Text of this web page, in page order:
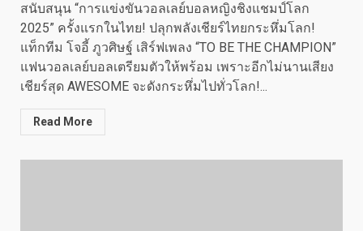
สนับสนุน “การแข่งขันวอลเลย์บอลหญิงชิงแชมป์โลก
2025” ครั้งแรกในไทย! ปลุกพลังเชียร์ไทยกระหึ่มโลก!
แท็กทีม โจอี้ ภูวศิษฐ์ เสิร์ฟเพลง “TO BE THE CHAMPION”
แฟนวอลเลย์บอลเตรียมตัวให้พร้อม เพราะอีกไม่นานเสียง
เชียร์สุด AWESOME จะดังกระหึ่มไปทั่วโลก!...
Read More